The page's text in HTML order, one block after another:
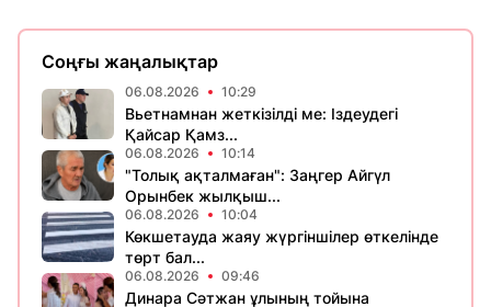
Соңғы жаңалықтар
06.08.2026 10:29
Вьетнамнан жеткізілді ме: Іздеудегі
Қайсар Қамз...
06.08.2026 10:14
"Толық ақталмаған": Заңгер Айгүл
Орынбек жылқыш...
06.08.2026 10:04
Көкшетауда жаяу жүргіншілер өткелінде
төрт бал...
06.08.2026 09:46
Динара Сәтжан ұлының тойына